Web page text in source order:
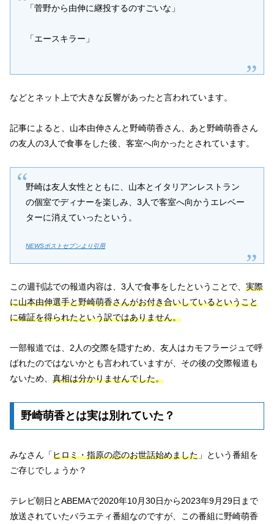
「菅野から由伸に継投するのすごいな」
「エースキラー」
などとネット上で大きな反響があったと言われています。
記事によると、山本由伸さんと野崎萌香さん、あと野崎萌香さん
の友人の3人で食事をした後、客室へ向かったとされています。
野崎は友人女性とともに、山本とイタリアンレストラン
の個室でディナーを楽しみ、3人で客室へ向かうエレベー
ターに消えていったという。
NEWSポストセブンより引用
この週刊誌での報道内容は、3人で食事をしたということで、 実際
に山本由伸選手と野崎萌香さんがお付き合いしているということ
に確証を得られたという訳ではありません。
一部報道では、2人の交際を隠すため、友人はカモフラージュで呼
ばれたのではないかとも言われていますが、その後の交際報道も
ないため、 真相は分かりませんでした。
野崎萌香とは実は別れていた？
みなさん「ヒロミ・指原の恋のお世話始めました 」という番組を
ご存じでしょうか？
テレビ朝日とABEMAで2020年10月30日から2023年9月29日まで
放送されていたバラエティ番組なのですが、この番組に野崎萌香